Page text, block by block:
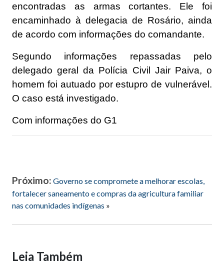
encontradas as armas cortantes. Ele foi
encaminhado à delegacia de Rosário, ainda
de acordo com informações do comandante.
Segundo informações repassadas pelo
delegado geral da Polícia Civil Jair Paiva, o
homem foi autuado por estupro de vulnerável.
O caso está investigado.
Com informações do G1
Próximo: Governo se compromete a melhorar escolas,
fortalecer saneamento e compras da agricultura familiar
nas comunidades indígenas »
Leia Também